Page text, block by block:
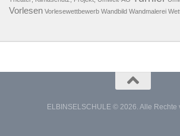
Vorlesen Vorlesewettbewerb Wandbild Wandmalerei
ELBINSELSCHULE © 2026. Alle Rechte